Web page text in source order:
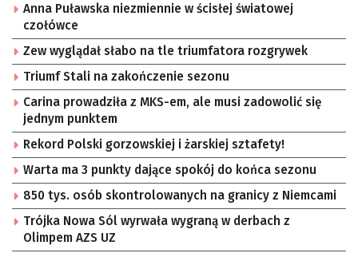
Anna Puławska niezmiennie w ścisłej światowej
czołówce
Zew wyglądał słabo na tle triumfatora rozgrywek
Triumf Stali na zakończenie sezonu
Carina prowadziła z MKS-em, ale musi zadowolić się
jednym punktem
Rekord Polski gorzowskiej i żarskiej sztafety!
Warta ma 3 punkty dające spokój do końca sezonu
850 tys. osób skontrolowanych na granicy z Niemcami
Trójka Nowa Sól wyrwała wygraną w derbach z
Olimpem AZS UZ